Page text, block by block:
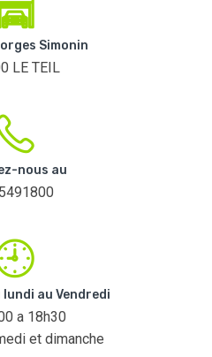
Simonin
LE TEIL
nous au
au Vendredi
a 18h30
et dimanche